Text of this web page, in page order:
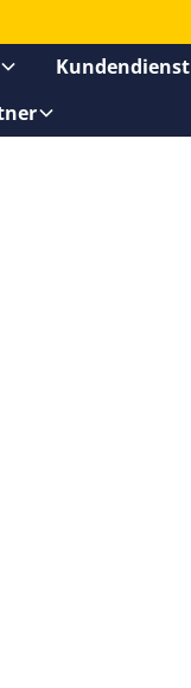
Kundendienst